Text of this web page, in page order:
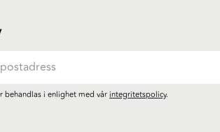
behandlas i enlighet med vårintegritetspolicy.